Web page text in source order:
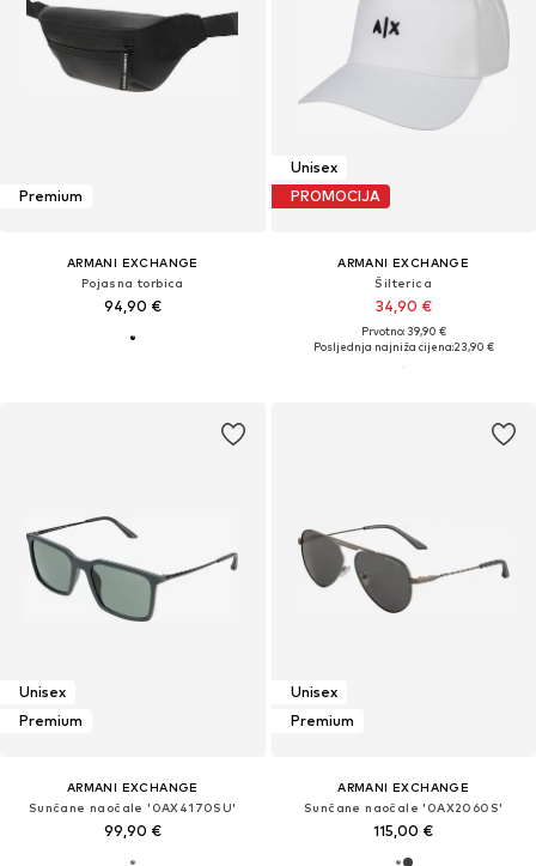
Premium
ARMANI EXCHANGE
Pojasna torbica
94,90 €
Unisex
PROMOCIJA
ARMANI EXCHANGE
Šilterica
34,90 €
Prvotno: 39,90 €
Posljednja najniža cijena:23,90 €
Unisex
Premium
ARMANI EXCHANGE
Sunčane naočale '0AX4170SU'
99,90 €
Unisex
Premium
ARMANI EXCHANGE
Sunčane naočale '0AX2060S'
115,00 €